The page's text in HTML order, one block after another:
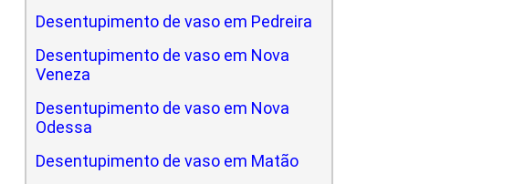
Desentupimento de vaso em Pedreira
Desentupimento de vaso em Nova
Veneza
Desentupimento de vaso em Nova
Odessa
Desentupimento de vaso em Matão